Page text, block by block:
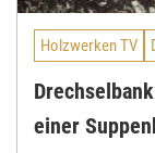
Holzwerken TV
einer